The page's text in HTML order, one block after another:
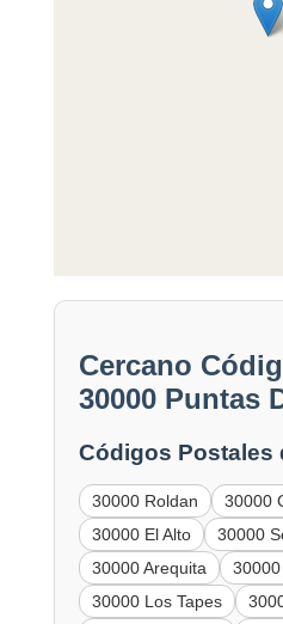
Cercano
30000 Puntas
Códigos Postales
30000 Roldan
30000
30000 El Alto
30000
30000 Arequita
30000 Los Tapes